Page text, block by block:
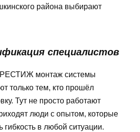
района выбирают
специалистов
монтаж системы
только тем, кто прошёл
Тут не просто работают
люди с опытом, которые
гибкость в любой ситуации.